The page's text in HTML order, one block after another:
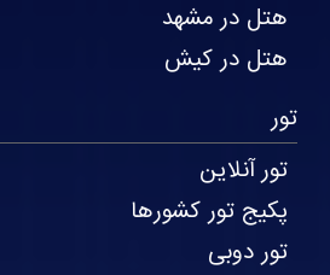
هتل در مشهد
هتل در کیش
تور
تور آنلاین
پکیج تور کشورها
تور دوبی